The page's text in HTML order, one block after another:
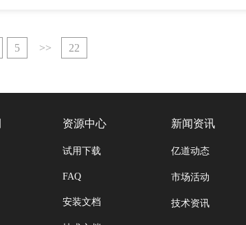
5 >> 22
资源中心
试用下载
FAQ
安装文档
新闻资讯
亿道动态
市场活动
技术资讯